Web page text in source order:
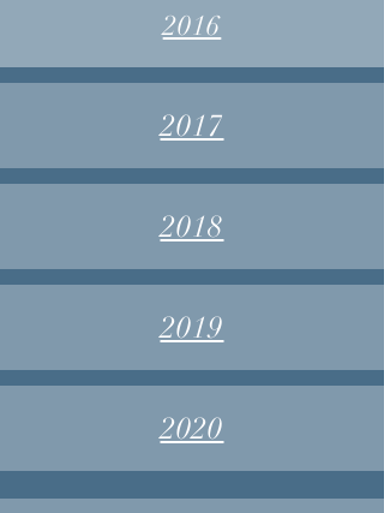
2016
2017
2018
2019
2020